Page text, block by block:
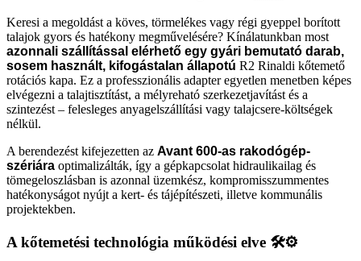
Keresi a megoldást a köves, törmelékes vagy régi gyeppel borított
talajok gyors és hatékony megművelésére? Kínálatunkban most
azonnali szállítással elérhető egy gyári bemutató darab,
sosem használt, kifogástalan állapotú R2 Rinaldi kőtemető
rotációs kapa. Ez a professzionális adapter egyetlen menetben képes
elvégezni a talajtisztítást, a mélyreható szerkezetjavítást és a
szintezést – felesleges anyagelszállítási vagy talajcsere-költségek
nélkül.
A berendezést kifejezetten az Avant 600-as rakodógép-
szériára optimalizálták, így a gépkapcsolat hidraulikailag és
tömegeloszlásban is azonnal üzemkész, kompromisszummentes
hatékonyságot nyújt a kert- és tájépítészeti, illetve kommunális
projektekben.
A kőtemetési technológia működési elve 🛠️⚙️